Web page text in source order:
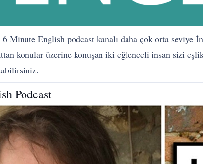
6 Minute English podcast kanalı daha çok orta
konular üzerine konuşan iki eğlenceli insan sizi
Podcast